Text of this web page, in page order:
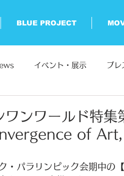
BLUE PROJECT
イベント・展示 プレ
ワンワールド特
of
・パラリンピック会期中の